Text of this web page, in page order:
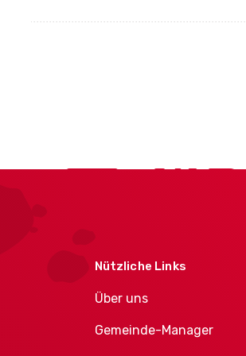
Nützliche Links
Über uns
Gemeinde-Manager